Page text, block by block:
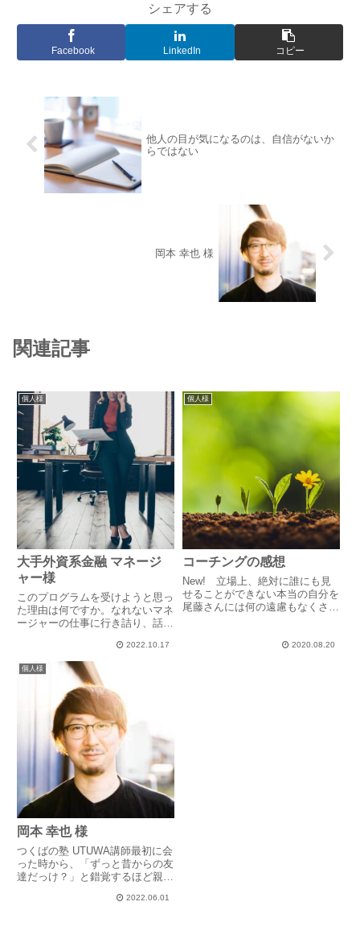
シェアする
Facebook LinkedIn コピー
他人の目が気になるのは、自信がないか
らではない
岡本 幸也 様
関連記事
個人様
大手外資系金融 マネージ
ャー様
このプログラムを受けようと思っ
た理由は何ですか。なれないマネ
ージャーの仕事に行き詰り、話が
らい、思いつく限りのフィードバ
ックやアドバイスをしているの
に、改善が見られず、どうしてよ
いかわからなくなって途方にくれ
2022.10.17
個人様
コーチングの感想
New! 立場上、絶対に誰にも見
せることができない本当の自分を
尾藤さんには何の遠慮もなくさら
に感謝しかない。どん底の状態か
2020.08.20
個人様
岡本 幸也 様
つくばの塾 UTUWA講師最初に会
った時から、「ずっと昔からの友
達だっけ？」と錯覚するほど親し
が落ち着く。月に１度くらいしか
2022.06.01